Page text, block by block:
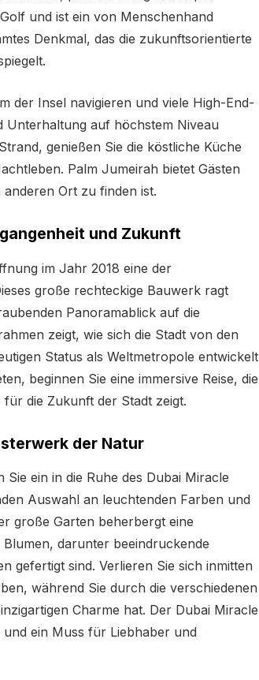
und ist ein von Menschenhand
Denkmal, das die zukunftsorientierte
der Insel navigieren und viele High-End-
Unterhaltung auf höchstem Niveau
genießen Sie die köstliche Küche
Palm Jumeirah bietet Gästen
Ort zu finden ist.
und Zukunft
im Jahr 2018 eine der
große rechteckige Bauwerk ragt
Panoramablick auf die
zeigt, wie sich die Stadt von den
Status als Weltmetropole entwickelt
beginnen Sie eine immersive Reise, die
die Zukunft der Stadt zeigt.
der Natur
ein in die Ruhe des Dubai Miracle
Auswahl an leuchtenden Farben und
große Garten beherbergt eine
darunter beeindruckende
gefertigt sind. Verlieren Sie sich inmitten
während Sie durch die verschiedenen
Charme hat. Der Dubai Miracle
ein Muss für Liebhaber und